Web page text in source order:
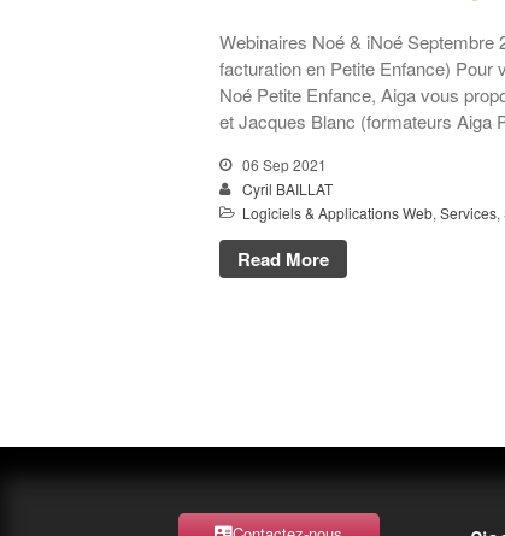
Webinaires Noé & iNoé
facturation en Petite Enfance) Pour
Noé Petite Enfance, Aiga vous
et Jacques Blanc (formateurs Aiga
06 Sep 2021
Cyril BAILLAT
Logiciels & Applications Web, Services,
Read More